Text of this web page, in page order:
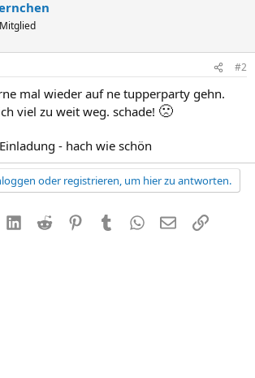
#2
mal wieder auf ne tupperparty gehn.
viel zu weit weg. schade! 🙁
- hach wie schön
oder registrieren, um hier zu antworten.
LinkedIn
Reddit PinterestTumblr WhatsApp
E-MailLink